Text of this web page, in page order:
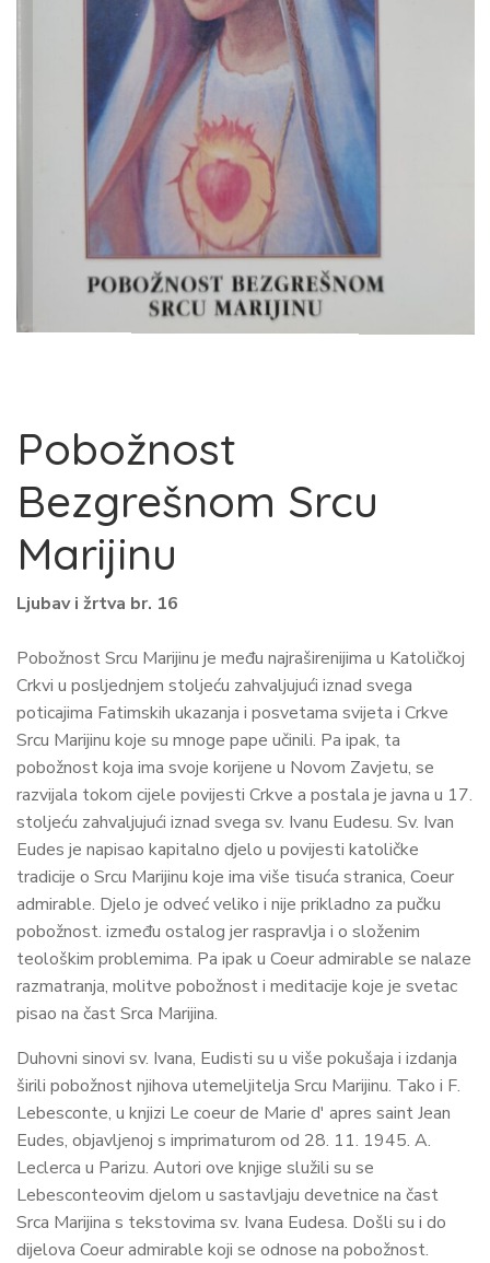
Pobožnost
Bezgrešnom Srcu
Marijinu
Ljubav i žrtva br. 16
Pobožnost Srcu Marijinu je među najraširenijima u Katoličkoj
Crkvi u posljednjem stoljeću zahvaljujući iznad svega
poticajima Fatimskih ukazanja i posvetama svijeta i Crkve
Srcu Marijinu koje su mnoge pape učinili. Pa ipak, ta
pobožnost koja ima svoje korijene u Novom Zavjetu, se
razvijala tokom cijele povijesti Crkve a postala je javna u 17.
stoljeću zahvaljujući iznad svega sv. Ivanu Eudesu. Sv. Ivan
Eudes je napisao kapitalno djelo u povijesti katoličke
tradicije o Srcu Marijinu koje ima više tisuća stranica, Coeur
admirable. Djelo je odveć veliko i nije prikladno za pučku
pobožnost. između ostalog jer raspravlja i o složenim
teološkim problemima. Pa ipak u Coeur admirable se nalaze
razmatranja, molitve pobožnost i meditacije koje je svetac
pisao na čast Srca Marijina.
Duhovni sinovi sv. Ivana, Eudisti su u više pokušaja i izdanja
širili pobožnost njihova utemeljitelja Srcu Marijinu. Tako i F.
Lebesconte, u knjizi Le coeur de Marie d' apres saint Jean
Eudes, objavljenoj s imprimaturom od 28. 11. 1945. A.
Leclerca u Parizu. Autori ove knjige služili su se
Lebesconteovim djelom u sastavljaju devetnice na čast
Srca Marijina s tekstovima sv. Ivana Eudesa. Došli su i do
dijelova Coeur admirable koji se odnose na pobožnost.